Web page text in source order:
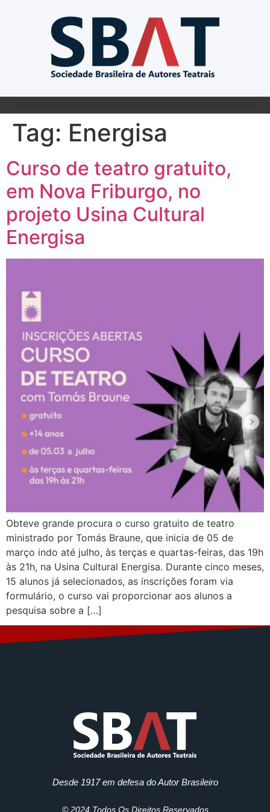
Tag: Energisa
Curso de teatro gratuito,
em Nova Friburgo, no
projeto Usina Cultural
Energisa
Obteve grande procura o curso gratuito de teatro
ministrado por Tomás Braune, que inicia de 05 de
março indo até julho, às terças e quartas-feiras, das 19h
às 21h, na Usina Cultural Energisa. Durante cinco meses,
15 alunos já selecionados, as inscrições foram via
formulário, o curso vai proporcionar aos alunos a
pesquisa sobre a […]
Desde 1917 em defesa do Autor Brasileiro
© 2024 Todos Os Direitos Reservados